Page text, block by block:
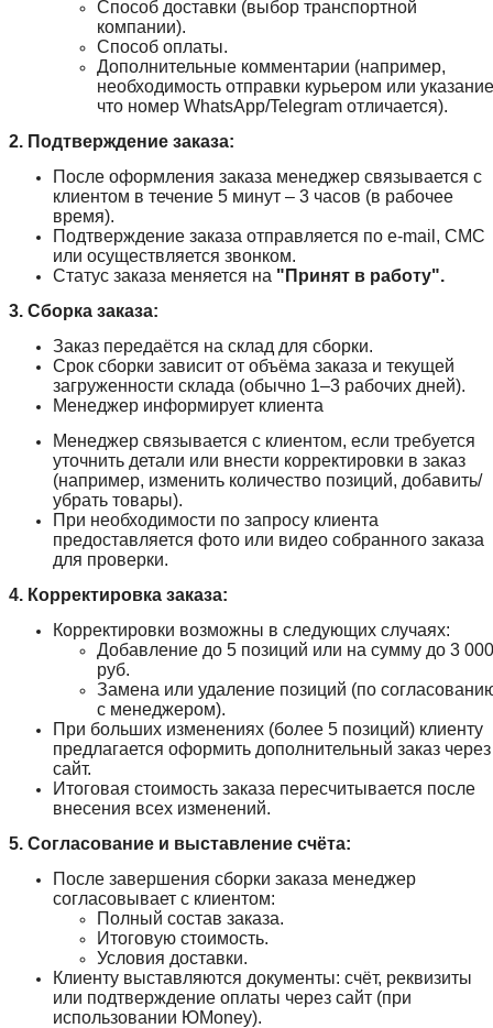
Способ доставки (выбор транспортной
компании).
Способ оплаты.
Дополнительные комментарии (например,
необходимость отправки курьером или
что номер WhatsApp/Telegram отличается).
2. Подтверждение заказа:
После оформления заказа менеджер связывается с
клиентом в течение 5 минут – 3 часов (в рабочее
время).
Подтверждение заказа отправляется по e-mail, СМС
или осуществляется звонком.
Статус заказа меняется на "Принят в работу".
3. Сборка заказа:
Заказ передаётся на склад для сборки.
Срок сборки зависит от объёма заказа и текущей
загруженности склада (обычно 1–3 рабочих дней).
Менеджер информирует клиента
Менеджер связывается с клиентом, если требуется
уточнить детали или внести корректировки в заказ
(например, изменить количество позиций, добавить/
убрать товары).
При необходимости по запросу клиента
предоставляется фото или видео собранного заказа
для проверки.
4. Корректировка заказа:
Корректировки возможны в следующих случаях:
Добавление до 5 позиций или на сумму до 3 000
руб.
Замена или удаление позиций (по
с менеджером).
При больших изменениях (более 5 позиций) клиенту
предлагается оформить дополнительный заказ через
сайт.
Итоговая стоимость заказа пересчитывается после
внесения всех изменений.
5. Согласование и выставление счёта:
После завершения сборки заказа менеджер
согласовывает с клиентом:
Полный состав заказа.
Итоговую стоимость.
Условия доставки.
Клиенту выставляются документы: счёт, реквизиты
или подтверждение оплаты через сайт (при
использовании ЮMoney).